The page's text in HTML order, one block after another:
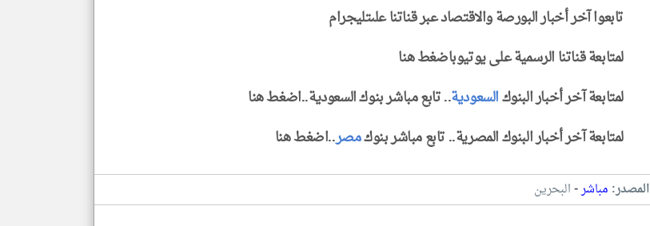
تابعوا آخر أخبار البورصة والاقتصاد عبر قناتنا علىتليجرام
لمتابعة قناتنا الرسمية على يوتيوباضغط هنا
لمتابعة آخر أخبار البنوكالسعودية.. تابع مباشر بنوك السعودية..اضغط هنا
لمتابعة آخر أخبار البنوك المصرية.. تابع مباشر بنوكمصر..اضغط هنا
المصدر: مباشر-البحرين